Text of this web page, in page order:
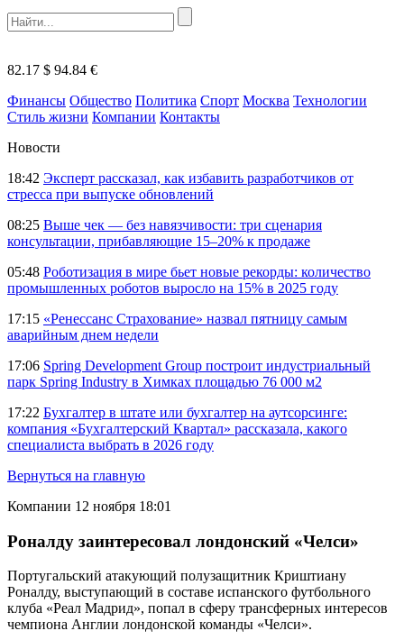
82.17 $ 94.84 €
Финансы Общество Политика Спорт Москва Технологии
Стиль жизни Компании Контакты
Новости
18:42 Эксперт рассказал, как избавить разработчиков от
стресса при выпуске обновлений
08:25 Выше чек — без навязчивости: три сценария
консультации, прибавляющие 15–20% к продаже
05:48 Роботизация в мире бьет новые рекорды: количество
промышленных роботов выросло на 15% в 2025 году
17:15 «Ренессанс Страхование» назвал пятницу самым
аварийным днем недели
17:06 Spring Development Group построит индустриальный
парк Spring Industry в Химках площадью 76 000 м2
17:22 Бухгалтер в штате или бухгалтер на аутсорсинге:
компания «Бухгалтерский Квартал» рассказала, какого
специалиста выбрать в 2026 году
Вернуться на главную
Компании 12 ноября 18:01
Роналду заинтересовал лондонский «Челси»
Португальский атакующий полузащитник Криштиану
Роналду, выступающий в составе испанского футбольного
клуба «Реал Мадрид», попал в сферу трансферных интересов
чемпиона Англии лондонской команды «Челси».